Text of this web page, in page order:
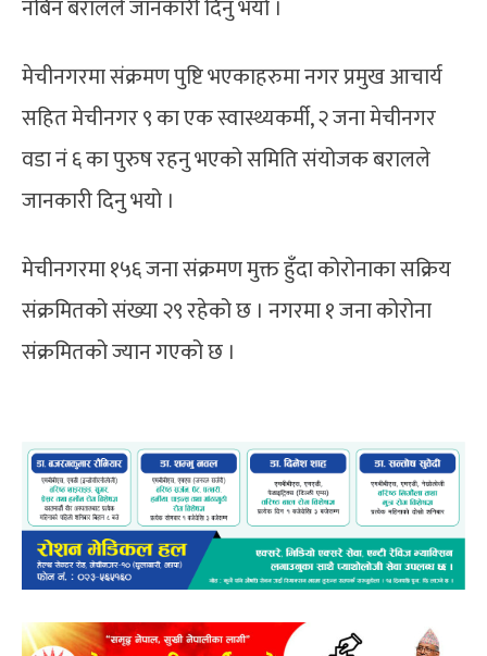
नबिन बरालले जानकारी दिनु भयो ।
मेचीनगरमा संक्रमण पुष्टि भएकाहरुमा नगर प्रमुख आचार्य
सहित मेचीनगर ९ का एक स्वास्थ्यकर्मी, २ जना मेचीनगर
वडा नं ६ का पुरुष रहनु भएको समिति संयोजक बरालले
जानकारी दिनु भयो ।
मेचीनगरमा १५६ जना संक्रमण मुक्त हुँदा कोरोनाका सक्रिय
संक्रमितको संख्या २९ रहेको छ । नगरमा १ जना कोरोना
संक्रमितको ज्यान गएको छ ।